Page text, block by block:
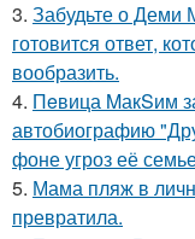
3. Забудьте о Деми
готовится ответ,
вообразить.
4. Пeвица MакSим
автобиографию
фоне угроз её
5. Мама пляж в
превратила.